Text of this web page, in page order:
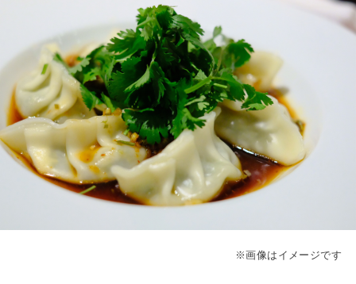
※画像はイメージです